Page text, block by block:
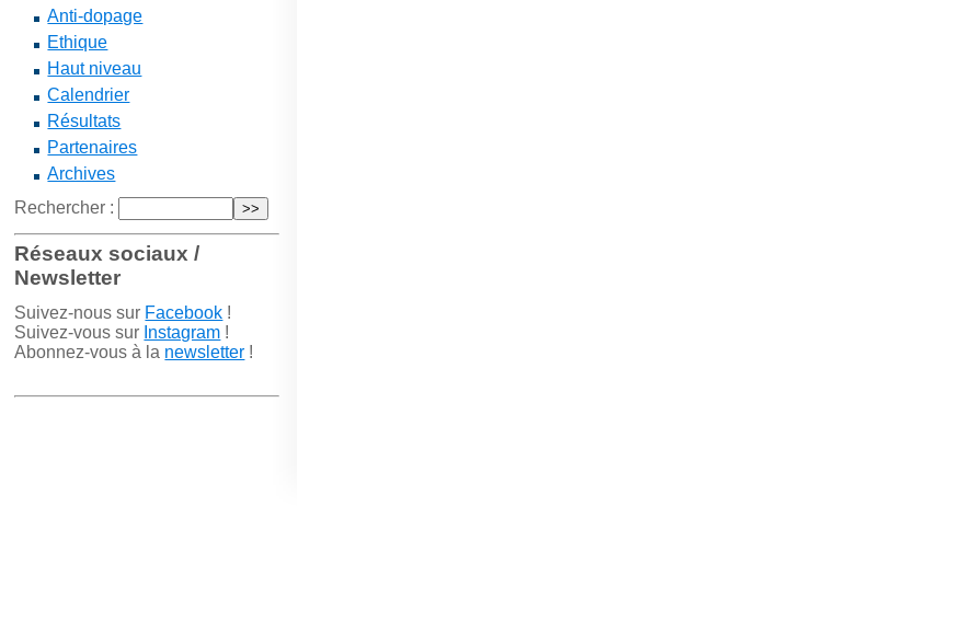
Anti-dopage
Ethique
Haut niveau
Calendrier
Résultats
Partenaires
Archives
Rechercher :
Réseaux sociaux /
Newsletter
Suivez-nous sur Facebook !
Suivez-vous sur Instagram !
Abonnez-vous à la newsletter !